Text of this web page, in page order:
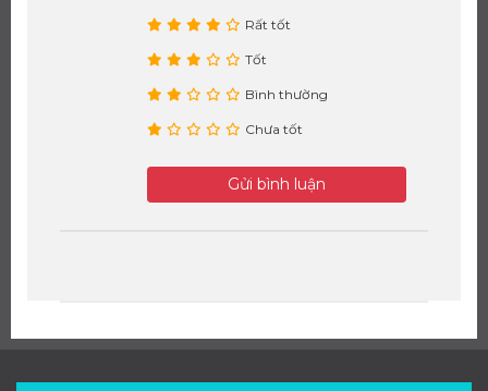
Rất tốt
Tốt
Bình thường
Chưa tốt
Gửi bình luận